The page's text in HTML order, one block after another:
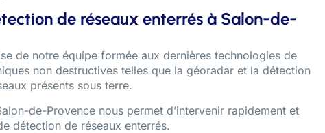
de réseaux enterrés à Salon-de-
de notre équipe formée aux dernières technologies de
non destructives telles que la géoradar et la détection
présents sous terre.
de-Provence nous permet d’intervenir rapidement et
détection de réseaux enterrés.